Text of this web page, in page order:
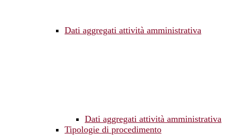
Dati aggregati attività amministrativa
Dati aggregati attività amministrativa
Tipologie di procedimento